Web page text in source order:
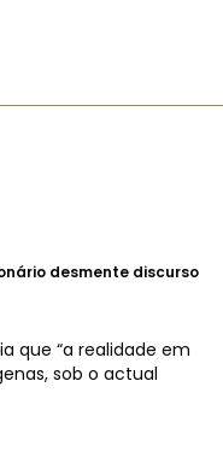
desmente discurso
que “a realidade em
sob o actual